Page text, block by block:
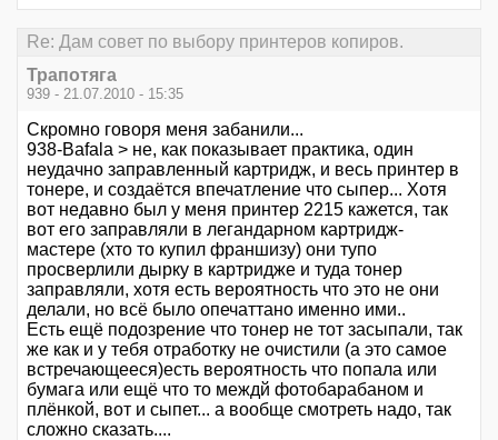
Re: Дам совет по выбору принтеров копиров.
Трапотяга
939 - 21.07.2010 - 15:35
Скромно говоря меня забанили...
938-Bafala > не, как показывает практика, один
неудачно заправленный картридж, и весь принтер в
тонере, и создаётся впечатление что сыпер... Хотя
вот недавно был у меня принтер 2215 кажется, так
вот его заправляли в легандарном картридж-
мастере (хто то купил франшизу) они тупо
просверлили дырку в картридже и туда тонер
заправляли, хотя есть вероятность что это не они
делали, но всё было опечаттано именно ими..
Есть ещё подозрение что тонер не тот засыпали, так
же как и у тебя отработку не очистили (а это самое
встречающееся)есть вероятность что попала или
бумага или ещё что то междй фотобарабаном и
плёнкой, вот и сыпет... а вообще смотреть надо, так
сложно сказать....